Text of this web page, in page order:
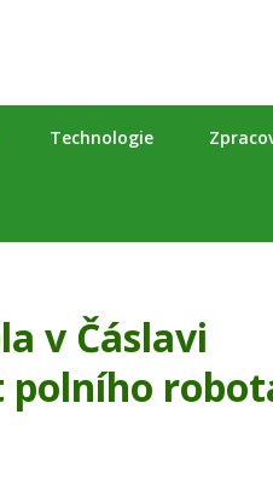
Technologie
v Čáslavi
polního